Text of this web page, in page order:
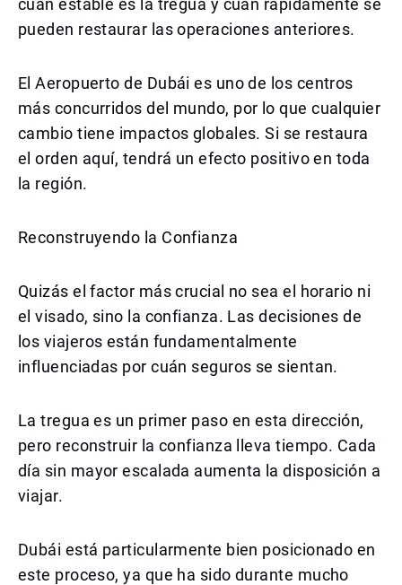
cuán estable es la tregua y cuán rápidamente se
pueden restaurar las operaciones anteriores.
El Aeropuerto de Dubái es uno de los centros
más concurridos del mundo, por lo que cualquier
cambio tiene impactos globales. Si se restaura
el orden aquí, tendrá un efecto positivo en toda
la región.
Reconstruyendo la Confianza
Quizás el factor más crucial no sea el horario ni
el visado, sino la confianza. Las decisiones de
los viajeros están fundamentalmente
influenciadas por cuán seguros se sientan.
La tregua es un primer paso en esta dirección,
pero reconstruir la confianza lleva tiempo. Cada
día sin mayor escalada aumenta la disposición a
viajar.
Dubái está particularmente bien posicionado en
este proceso, ya que ha sido durante mucho